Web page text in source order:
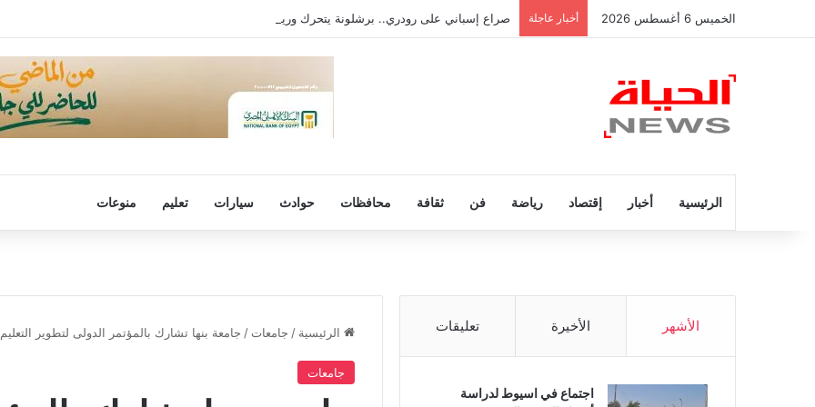
الخميس 6 أغسطس 2026 أخبار عاجلة صراع إسباني على رودري.. برشلونة يتحرك وريال مدريد يترقب
الرئيسية أخبار إقتصاد رياضة فن ثقافة محافظات حوادث سيارات تعليم منوعات
الرئيسية / جامعات / جامعة بنها تشارك بالمؤتمر الدولى لتطوير التعليم
جامعات
الأشهر الأخيرة تعليقات
اجتماع في اسيوط لدراسة